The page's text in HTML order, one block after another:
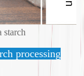
starch
processing